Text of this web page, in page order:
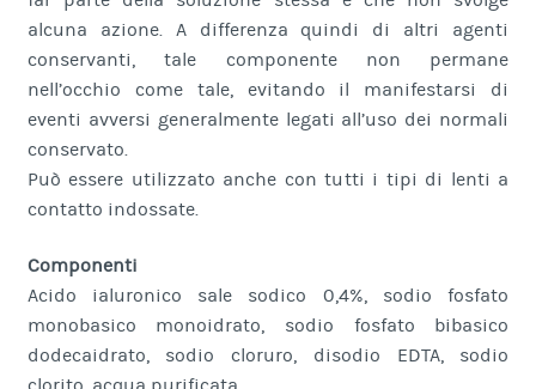
alcuna azione. A differenza quindi di altri agenti
conservanti, tale componente non permane
nell’occhio come tale, evitando il manifestarsi di
eventi avversi generalmente legati all’uso dei normali
conservato.
Può essere utilizzato anche con tutti i tipi di lenti a
contatto indossate.
Componenti
Acido ialuronico sale sodico 0,4%, sodio fosfato
monobasico monoidrato, sodio fosfato bibasico
dodecaidrato, sodio cloruro, disodio EDTA, sodio